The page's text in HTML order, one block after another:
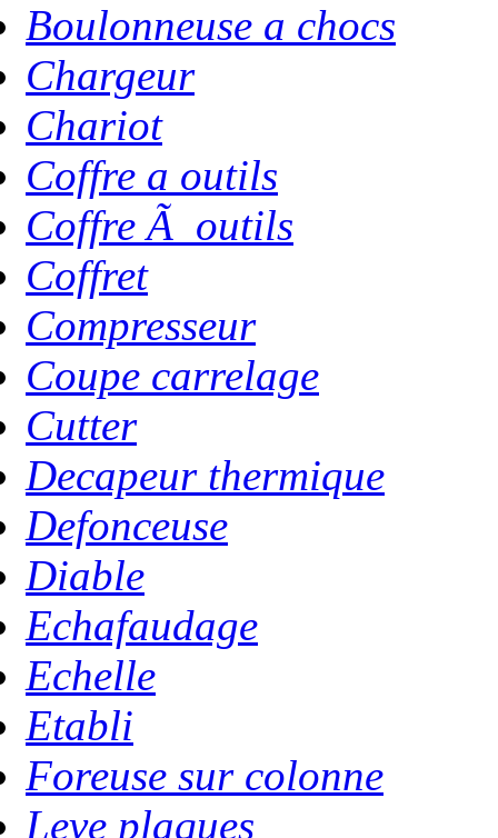
Boulonneuse a chocs
Chargeur
Chariot
Coffre a outils
Coffre Ã outils
Coffret
Compresseur
Coupe carrelage
Cutter
Decapeur thermique
Defonceuse
Diable
Echafaudage
Echelle
Etabli
Foreuse sur colonne
Leve plaques